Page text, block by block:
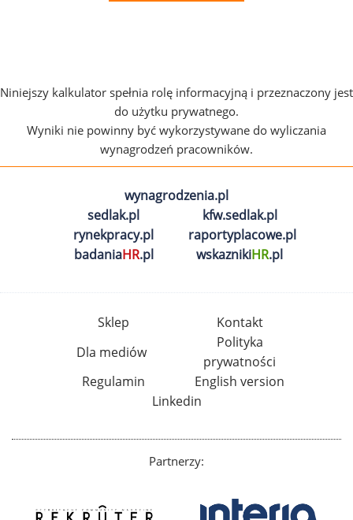
Niniejszy kalkulator spełnia rolę informacyjną i przeznaczony jest
do użytku prywatnego.
Wyniki nie powinny być wykorzystywane do wyliczania
wynagrodzeń pracowników.
wynagrodzenia.pl
sedlak.pl
kfw.sedlak.pl
rynekpracy.pl
raportyplacowe.pl
badaniaHR.pl wskaznikiHR.pl
Sklep
Kontakt
Dla mediów
Polityka
prywatności
Regulamin
English version
Linkedin
Partnerzy: